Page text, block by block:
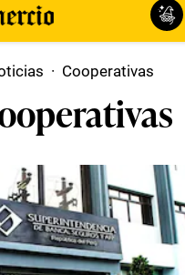
· Cooperativas